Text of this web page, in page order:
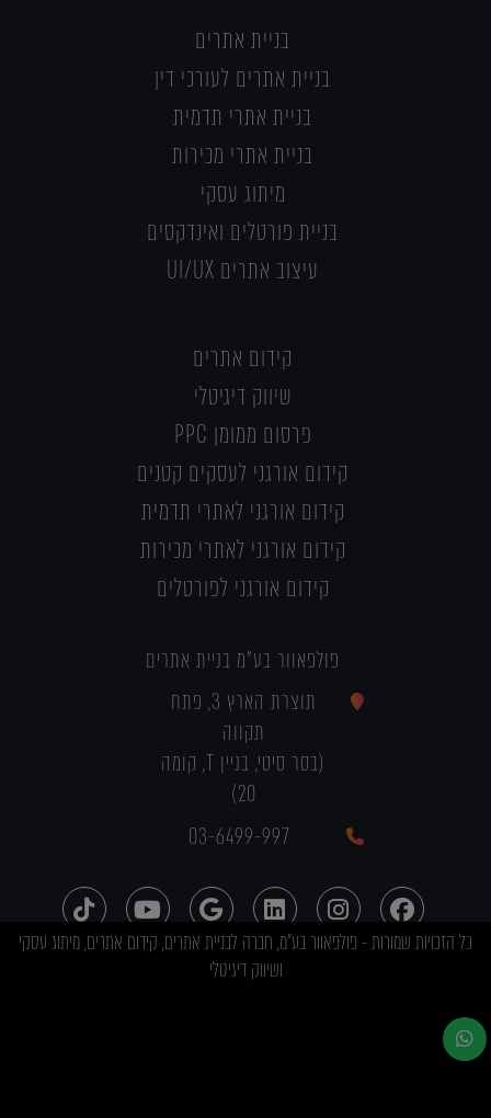
בניית אתרים
בניית אתרים לעורכי דין
בניית אתרי תדמית
בניית אתרי מכירות
מיתוג עסקי
בניית פורטלים ואינדקסים
עיצוב אתרים UI/UX
קידום אתרים
שיווק דיגיטלי
פרסום ממומן PPC
קידום אורגני לעסקים קטנים
קידום אורגני לאתרי תדמית
קידום אורגני לאתרי מכירות
קידום אורגני לפורטלים
פולפאוור בע"מ בניית אתרים
תוצרת הארץ 3, פתח
תקווה
(בסר סיטי, בניין T, קומה
20)
03-6499-997
כל הזכויות שמורות - פולפאוור בע"מ, חברה לבניית אתרים, קידום אתרים, מיתוג עסקי
ושיווק דיגיטלי